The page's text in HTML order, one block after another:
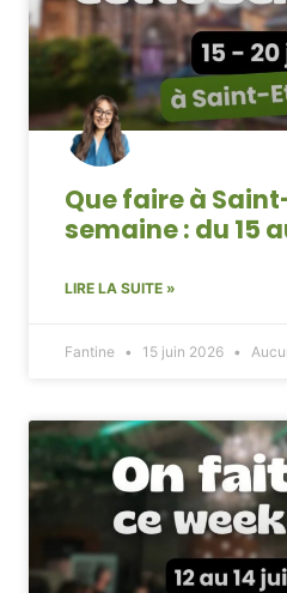
Que faire à
semaine : du 15
LIRE LA SUITE »
Fantine 15 juin 2026